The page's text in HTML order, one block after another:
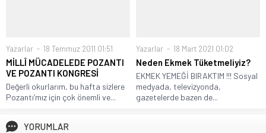
Yazarlar 18 Temmuz 2011 01:51
MİLLÎ MÜCADELEDE POZANTI
VE POZANTI KONGRESİ
Değerli okurlarım, bu hafta sizlere
Pozantı’mız için çok önemli ve...
Yazarlar 18 Mart 2021 01:02
Neden Ekmek Tüketmeliyiz?
EKMEK YEMEĞİ BIRAKTIM !!! Sosyal
medyada, televizyonda,
gazetelerde bazen de...
YORUMLAR